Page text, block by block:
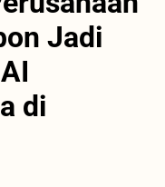
Jadi
di